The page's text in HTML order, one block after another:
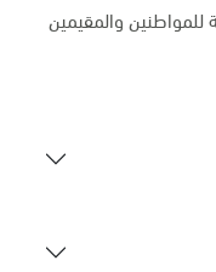
والمقيمين